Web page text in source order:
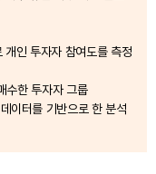
개인 투자자 참여도를 측정
수한 투자자 그룹
이터를 기반으로 한 분석